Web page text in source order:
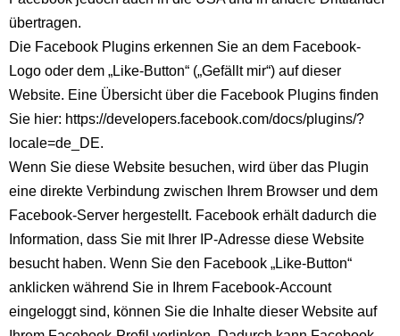
übertragen.
Die Facebook Plugins erkennen Sie an dem Facebook-
Logo oder dem „Like-Button“ („Gefällt mir“) auf dieser
Website. Eine Übersicht über die Facebook Plugins finden
Sie hier: https://developers.facebook.com/docs/plugins/?
locale=de_DE.
Wenn Sie diese Website besuchen, wird über das Plugin
eine direkte Verbindung zwischen Ihrem Browser und dem
Facebook-Server hergestellt. Facebook erhält dadurch die
Information, dass Sie mit Ihrer IP-Adresse diese Website
besucht haben. Wenn Sie den Facebook „Like-Button“
anklicken während Sie in Ihrem Facebook-Account
eingeloggt sind, können Sie die Inhalte dieser Website auf